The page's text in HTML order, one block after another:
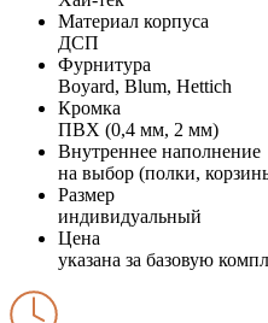
Материал корпуса
ДСП
Фурнитура
Boyard, Blum, Hettich
Кромка
ПВХ (0,4 мм, 2 мм)
Внутреннее наполнение
на выбор (полки,
Размер
индивидуальный
Цена
указана за базовую